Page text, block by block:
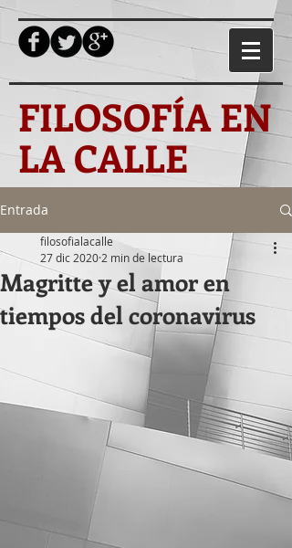
FILOSOFÍA EN
LA CALLE
Entrada
Magritte y el amor en
tiempos del coronavirus
filosofialacalle
27 dic 2020 2 min de lectura